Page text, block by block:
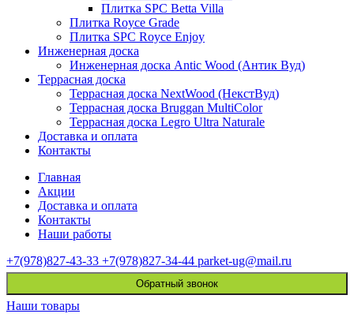
Плитка SPC Betta Villa
Плитка Royce Grade
Плитка SPC Royce Enjoy
Инженерная доска
Инженерная доска Antic Wood (Антик Вуд)
Террасная доска
Террасная доска NextWood (НекстВуд)
Террасная доска Bruggan MultiColor
Террасная доска Legro Ultra Naturale
Доставка и оплата
Контакты
Главная
Акции
Доставка и оплата
Контакты
Наши работы
+7(978)827-43-33 +7(978)827-34-44 parket-ug@mail.ru
Обратный звонок
Наши товары